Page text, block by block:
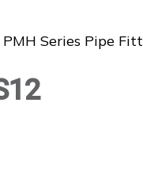
PMH Series Pipe